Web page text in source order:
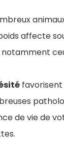
affecte
notamment
favorisent
de vie de